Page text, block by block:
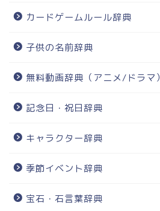
カードゲームルール辞典
子供の名前辞典
無料動画辞典（アニメ/ドラマ）
記念日・祝日辞典
キャラクター辞典
季節イベント辞典
宝石・石言葉辞典